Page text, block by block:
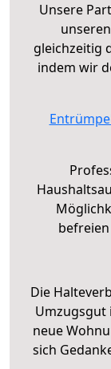
Unsere
gleichzeitig
indem wir
Die
Umzugsgut
neue
sich